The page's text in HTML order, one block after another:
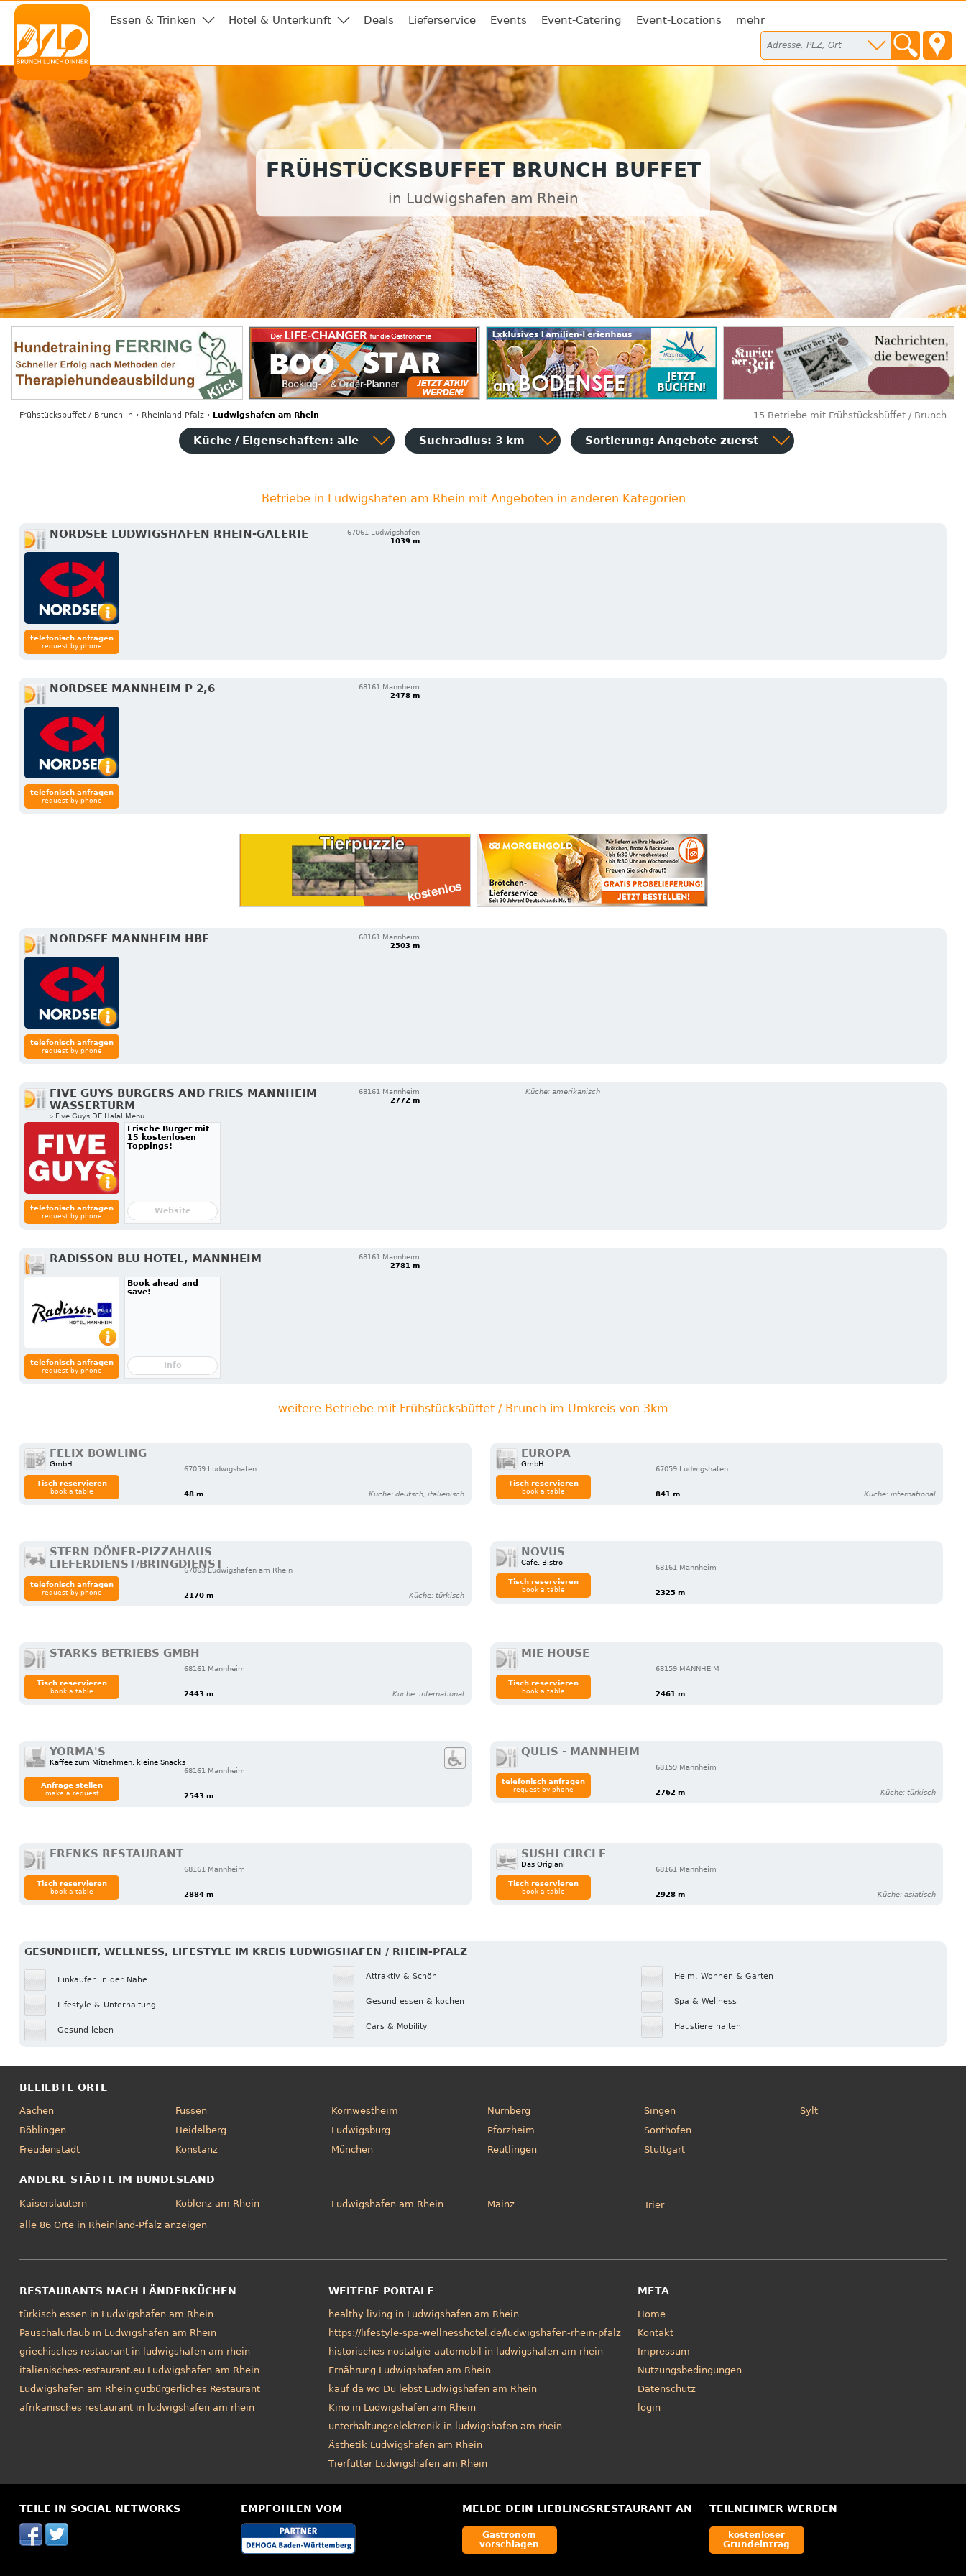
Essen & Trinken Hotel & Unterkunft Deals Lieferservice Events Event-Catering Event-Locations mehr
FRÜHSTÜCKSBUFFET BRUNCH BUFFET
in Ludwigshafen am Rhein
Frühstücksbuffet / Brunch in › Rheinland-Pfalz› Ludwigshafen am Rhein 15 Betriebe mit Frühstücksbüffet / Brunch
Küche / Eigenschaften: alle Suchradius: 3 km Sortierung: Angebote zuerst
Betriebe in Ludwigshafen am Rhein mit Angeboten in anderen Kategorien
NORDSEE LUDWIGSHAFEN RHEIN-GALERIE
67061 Ludwigshafen
1039 m
telefonisch anfragen
request by phone
NORDSEE MANNHEIM P 2,6
68161 Mannheim
2478 m
telefonisch anfragen
request by phone
NORDSEE MANNHEIM HBF
68161 Mannheim
2503 m
telefonisch anfragen
request by phone
FIVE GUYS BURGERS AND FRIES MANNHEIM
WASSERTURM
▹ Five Guys DE Halal Menu
68161 Mannheim
2772 m
Küche: amerikanisch
telefonisch anfragen
request by phone
Frische Burger mit
15 kostenlosen
Toppings!
Website
RADISSON BLU HOTEL, MANNHEIM
68161 Mannheim
2781 m
telefonisch anfragen
request by phone
Book ahead and
save!
Info
weitere Betriebe mit Frühstücksbüffet / Brunch im Umkreis von 3km
FELIX BOWLING
GmbH
67059 Ludwigshafen
48 m Küche: deutsch, italienisch
Tisch reservieren
book a table
EUROPA
GmbH
67059 Ludwigshafen
841 m Küche: international
Tisch reservieren
book a table
STERN DÖNER-PIZZAHAUS _
LIEFERDIENST/BRINGDIENST67063 Ludwigshafen am Rhein
2170 m Küche: türkisch
telefonisch anfragen
request by phone
NOVUS
Cafe, Bistro
68161 Mannheim
2325 m
Tisch reservieren
book a table
STARKS BETRIEBS GMBH
68161 Mannheim
2443 m Küche: international
Tisch reservieren
book a table
MIE HOUSE
68159 MANNHEIM
2461 m
Tisch reservieren
book a table
YORMA'S
Kaffee zum Mitnehmen, kleine Snacks
68161 Mannheim
2543 m
Anfrage stellen
make a request
QULIS - MANNHEIM
68159 Mannheim
2762 m Küche: türkisch
telefonisch anfragen
request by phone
FRENKS RESTAURANT
68161 Mannheim
2884 m
Tisch reservieren
book a table
SUSHI CIRCLE
Das Origianl
68161 Mannheim
2928 m Küche: asiatisch
Tisch reservieren
book a table
GESUNDHEIT, WELLNESS, LIFESTYLE IM KREIS LUDWIGSHAFEN / RHEIN-PFALZ
Einkaufen in der Nähe
Lifestyle & Unterhaltung
Gesund leben
Attraktiv & Schön
Gesund essen & kochen
Cars & Mobility
Heim, Wohnen & Garten
Spa & Wellness
Haustiere halten
BELIEBTE ORTE
Aachen
Böblingen
Freudenstadt
Füssen
Heidelberg
Konstanz
Kornwestheim
Ludwigsburg
München
Nürnberg
Pforzheim
Reutlingen
Singen
Sonthofen
Stuttgart
Sylt
ANDERE STÄDTE IM BUNDESLAND
Kaiserslautern Koblenz am Rhein Ludwigshafen am Rhein Mainz
Trier
alle 86 Orte in Rheinland-Pfalz anzeigen
RESTAURANTS NACH LÄNDERKÜCHEN
türkisch essen in Ludwigshafen am Rhein
Pauschalurlaub in Ludwigshafen am Rhein
griechisches restaurant in ludwigshafen am rhein
italienisches-restaurant.eu Ludwigshafen am Rhein
Ludwigshafen am Rhein gutbürgerliches Restaurant
afrikanisches restaurant in ludwigshafen am rhein
WEITERE PORTALE
healthy living in Ludwigshafen am Rhein
https://lifestyle-spa-wellnesshotel.de/ludwigshafen-rhein-pfalz
historisches nostalgie-automobil in ludwigshafen am rhein
Ernährung Ludwigshafen am Rhein
kauf da wo Du lebst Ludwigshafen am Rhein
Kino in Ludwigshafen am Rhein
unterhaltungselektronik in ludwigshafen am rhein
Ästhetik Ludwigshafen am Rhein
Tierfutter Ludwigshafen am Rhein
META
Home
Kontakt
Impressum
Nutzungsbedingungen
Datenschutz
login
TEILE IN SOCIAL NETWORKS EMPFOHLEN VOM MELDE DEIN LIEBLINGSRESTAURANT AN
Gastronom
vorschlagen
TEILNEHMER WERDEN
kostenloser
Grundeintrag